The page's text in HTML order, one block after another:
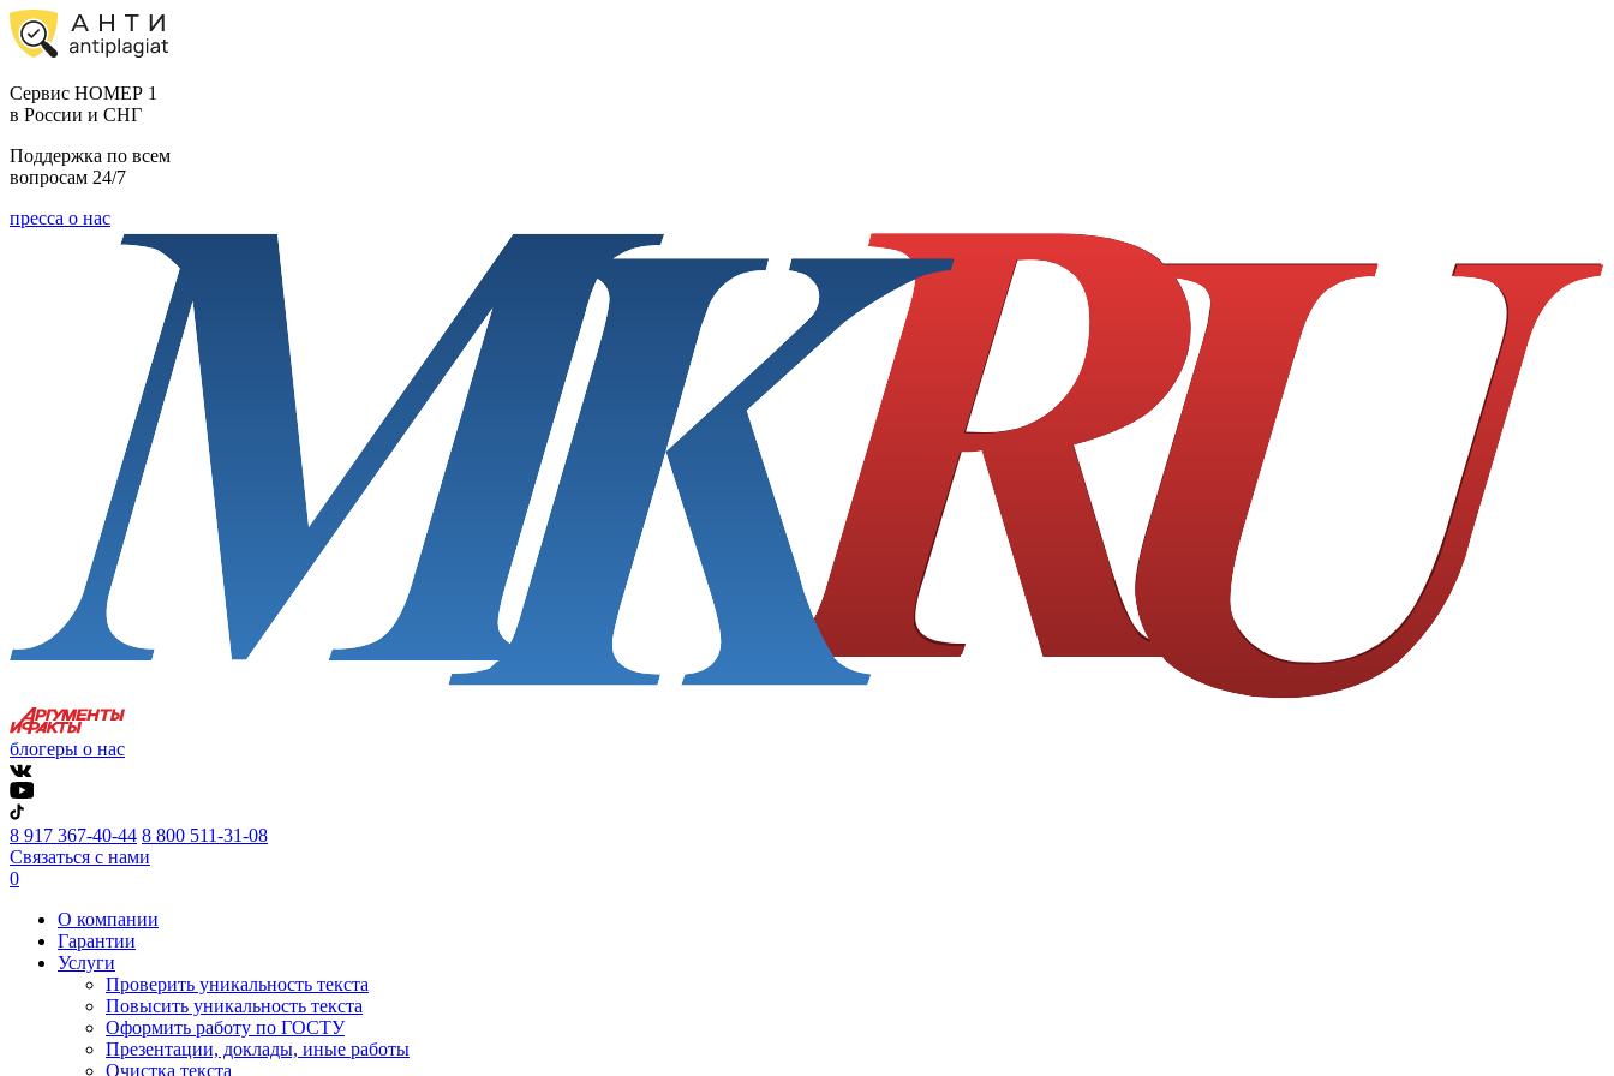
Cервис НОМЕР 1
в России и СНГ
Поддержка по всем
вопросам 24/7
пресса о нас
блогеры о нас
8 917 367-40-44 8 800 511-31-08
Связаться с нами
0
О компании
Гарантии
Услуги
Проверить уникальность текста
Повысить уникальность текста
Оформить работу по ГОСТУ
Презентации, доклады, иные работы
Очистка текста